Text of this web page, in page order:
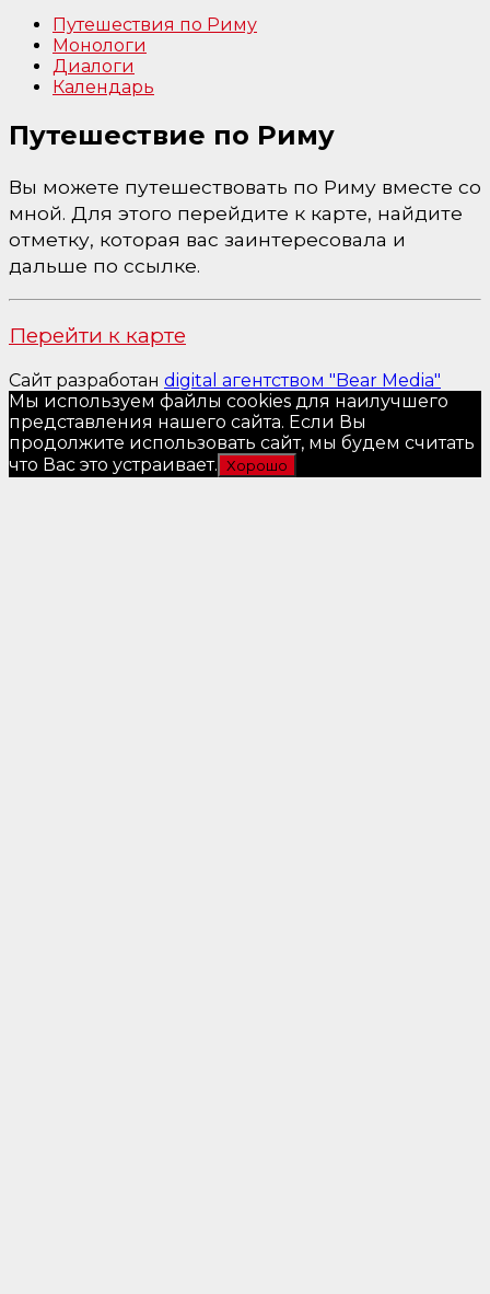
Путешествия по Риму
Монологи
Диалоги
Календарь
Путешествие по Риму
Вы можете путешествовать по Риму вместе со
мной. Для этого перейдите к карте, найдите
отметку, которая вас заинтересовала и
дальше по ссылке.
Перейти к карте
Сайт разработан digital агентством "Bear Media"
Мы используем файлы cookies для наилучшего
представления нашего сайта. Если Вы
продолжите использовать сайт, мы будем считать
что Вас это устраивает. Хорошо